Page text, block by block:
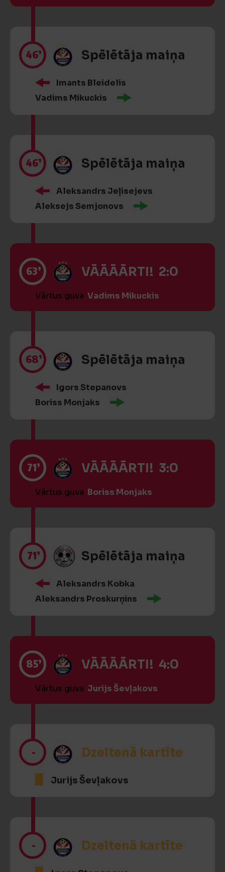
46’ Spēlētāja maiņa
Imants Bleidelis
Vadims Mikuckis
46’ Spēlētāja maiņa
Aleksandrs Jeļisejevs
Aleksejs Semjonovs
63’ VĀĀĀĀRTI! 2:0
Vārtus guva Vadims Mikuckis
68’ Spēlētāja maiņa
Igors Stepanovs
Boriss Monjaks
71’ VĀĀĀĀRTI! 3:0
Vārtus guva Boriss Monjaks
71’ Spēlētāja maiņa
Aleksandrs Kobka
Aleksandrs Proskurņins
85’ VĀĀĀĀRTI! 4:0
Vārtus guva Jurijs Ševļakovs
- Dzeltenā kartīte
Jurijs Ševļakovs
- Dzeltenā kartīte